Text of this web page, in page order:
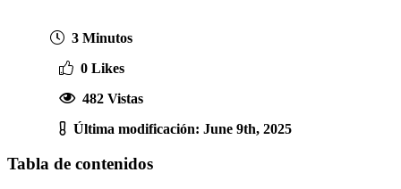
3 Minutos
0 Likes
482 Vistas
Última modificación: June 9th, 2025
Tabla de contenidos